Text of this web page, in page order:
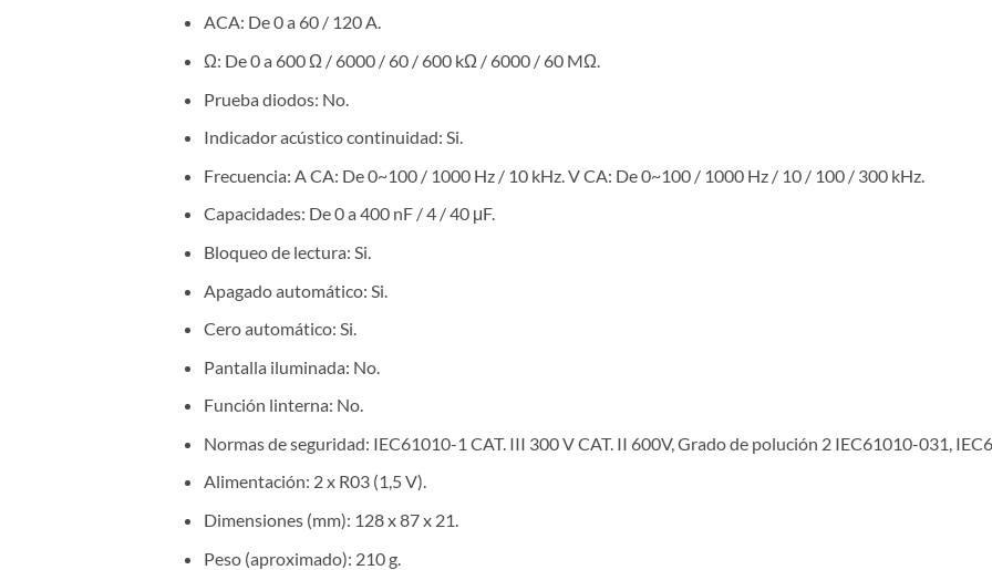
ACA: De 0 a 60 / 120 A.
Ω: De 0 a 600 Ω / 6000 / 60 / 600 kΩ / 6000 / 60 MΩ.
Prueba diodos: No.
Indicador acústico continuidad: Si.
Frecuencia: A CA: De 0~100 / 1000 Hz / 10 kHz. V CA: De 0~100 / 1000 Hz / 10 / 100 / 300 kHz.
Capacidades: De 0 a 400 nF / 4 / 40 μF.
Bloqueo de lectura: Si.
Apagado automático: Si.
Cero automático: Si.
Pantalla iluminada: No.
Función linterna: No.
Normas de seguridad: IEC61010-1 CAT. III 300 V CAT. II 600V, Grado de polución 2 IEC61010-031,
Alimentación: 2 x R03 (1,5 V).
Dimensiones (mm): 128 x 87 x 21.
Peso (aproximado): 210 g.